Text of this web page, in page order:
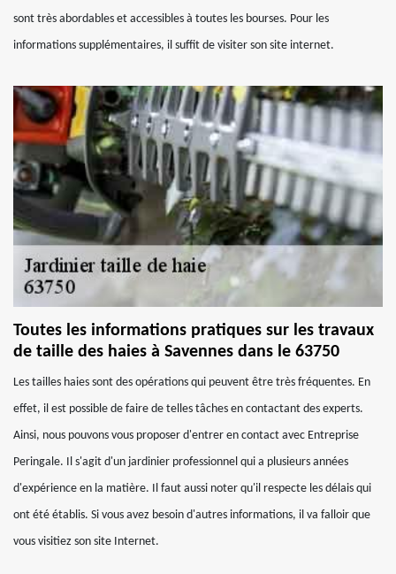
sont très abordables et accessibles à toutes les bourses. Pour les
informations supplémentaires, il suffit de visiter son site internet.
Toutes les informations pratiques sur les travaux
de taille des haies à Savennes dans le 63750
Les tailles haies sont des opérations qui peuvent être très fréquentes. En
effet, il est possible de faire de telles tâches en contactant des experts.
Ainsi, nous pouvons vous proposer d'entrer en contact avec Entreprise
Peringale. Il s'agit d'un jardinier professionnel qui a plusieurs années
d'expérience en la matière. Il faut aussi noter qu'il respecte les délais qui
ont été établis. Si vous avez besoin d'autres informations, il va falloir que
vous visitiez son site Internet.